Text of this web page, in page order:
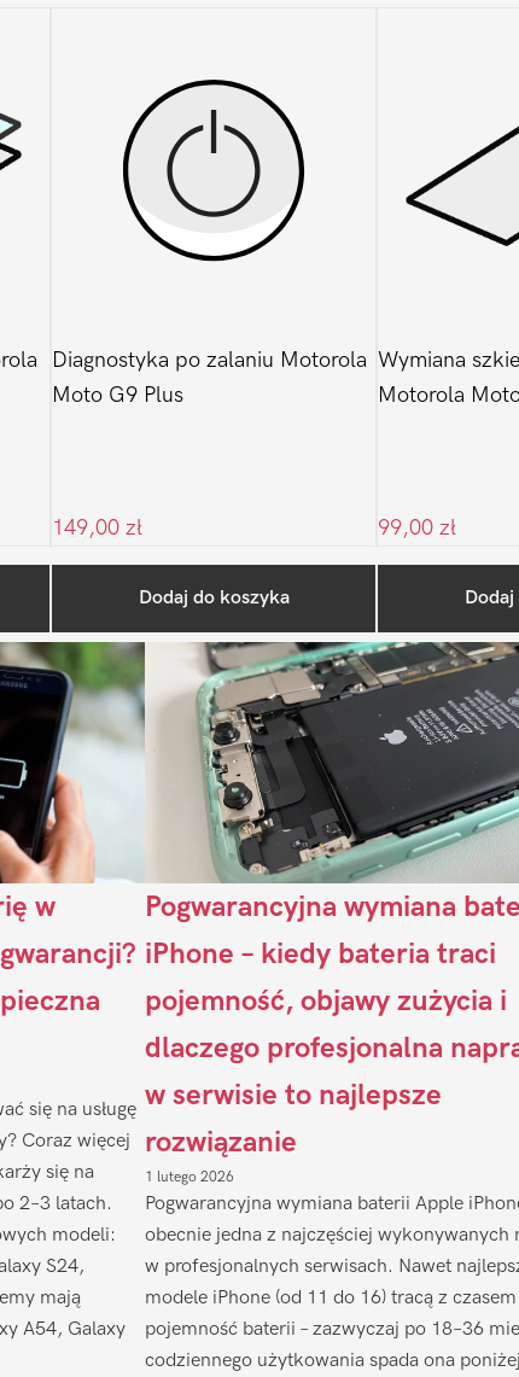
Diagnostyka po zalaniu Motorola
Moto G9 Plus
149,00 zł
Dodaj do koszyka
Wymiana
Motorola
99,00 zł
Ostatnio na
w
się na usługę
Coraz więcej
się na
2–3 latach.
modeli:
S24,
mają
A54, Galaxy
Pogwarancyjna wymiana
iPhone – kiedy bateria traci
pojemność, objawy zużycia i
dlaczego profesjonalna
w serwisie to najlepsze
rozwiązanie
1 lutego 2026
Pogwarancyjna wymiana baterii Apple
obecnie jedna z najczęściej wykonywanych
w profesjonalnych serwisach. Nawet
modele iPhone (od 11 do 16) tracą z czasem
pojemność baterii – zazwyczaj po 18–36
codziennego użytkowania spada ona